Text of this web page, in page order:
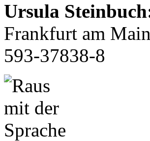
Ursula Steinbuch
Frankfurt am
593-37838-8